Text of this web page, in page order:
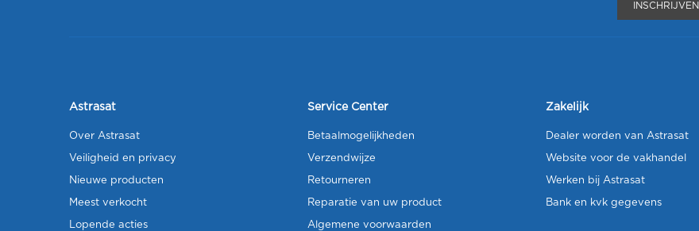
INSCHRIJVEN
Astrasat
Over Astrasat
Veiligheid en privacy
Nieuwe producten
Meest verkocht
Lopende acties
Service Center
Betaalmogelijkheden
Verzendwijze
Retourneren
Reparatie van uw product
Algemene voorwaarden
Zakelijk
Dealer worden van Astrasat
Website voor de vakhandel
Werken bij Astrasat
Bank en kvk gegevens